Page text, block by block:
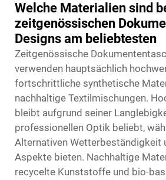
Welche Materialien sind
zeitgenössischen
Designs am beliebtesten
Zeitgenössische
verwenden hauptsächlich
fortschrittliche synthetische
nachhaltige Textilmischungen.
bleibt aufgrund seiner
professionellen Optik beliebt,
Alternativen Wetterbeständigkeit
Aspekte bieten. Nachhaltige
recycelte Kunststoffe und bio-